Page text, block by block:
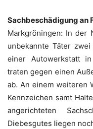
Sachbeschädigung an
Markgröningen: In der
unbekannte Täter
einer Autowerkstatt
traten gegen einen
ab. An einem weiteren
Kennzeichen samt
angerichteten
Diebesgutes liegen